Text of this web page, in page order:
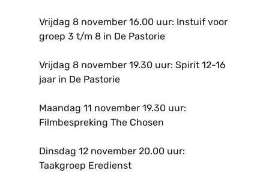
Vrijdag 8 november 16.00 uur: Instuif voor
groep 3 t/m 8 in De Pastorie
Vrijdag 8 november 19.30 uur: Spirit 12-16
jaar in De Pastorie
Maandag 11 november 19.30 uur:
Filmbespreking The Chosen
Dinsdag 12 november 20.00 uur:
Taakgroep Eredienst